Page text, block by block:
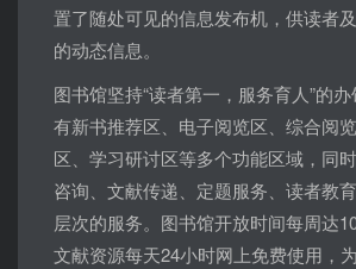
置了随处可见的信息发布机，供读者
的动态信息。
图书馆坚持“读者第一，服务育人”的
有新书推荐区、电子阅览区、综合阅
区、学习研讨区等多个功能区域，同
咨询、文献传递、定题服务、读者教
层次的服务。图书馆开放时间每周达
文献资源每天24小时网上免费使用，